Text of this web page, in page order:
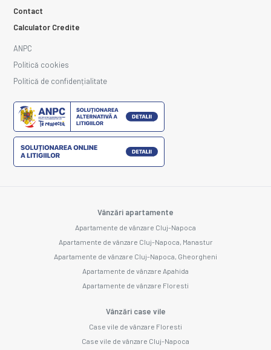
Contact
Calculator Credite
ANPC
Politică cookies
Politică de confidențialitate
Vânzări apartamente
Apartamente de vânzare Cluj-Napoca
Apartamente de vânzare Cluj-Napoca, Manastur
Apartamente de vânzare Cluj-Napoca, Gheorgheni
Apartamente de vânzare Apahida
Apartamente de vânzare Floresti
Vânzări case vile
Case vile de vânzare Floresti
Case vile de vânzare Cluj-Napoca